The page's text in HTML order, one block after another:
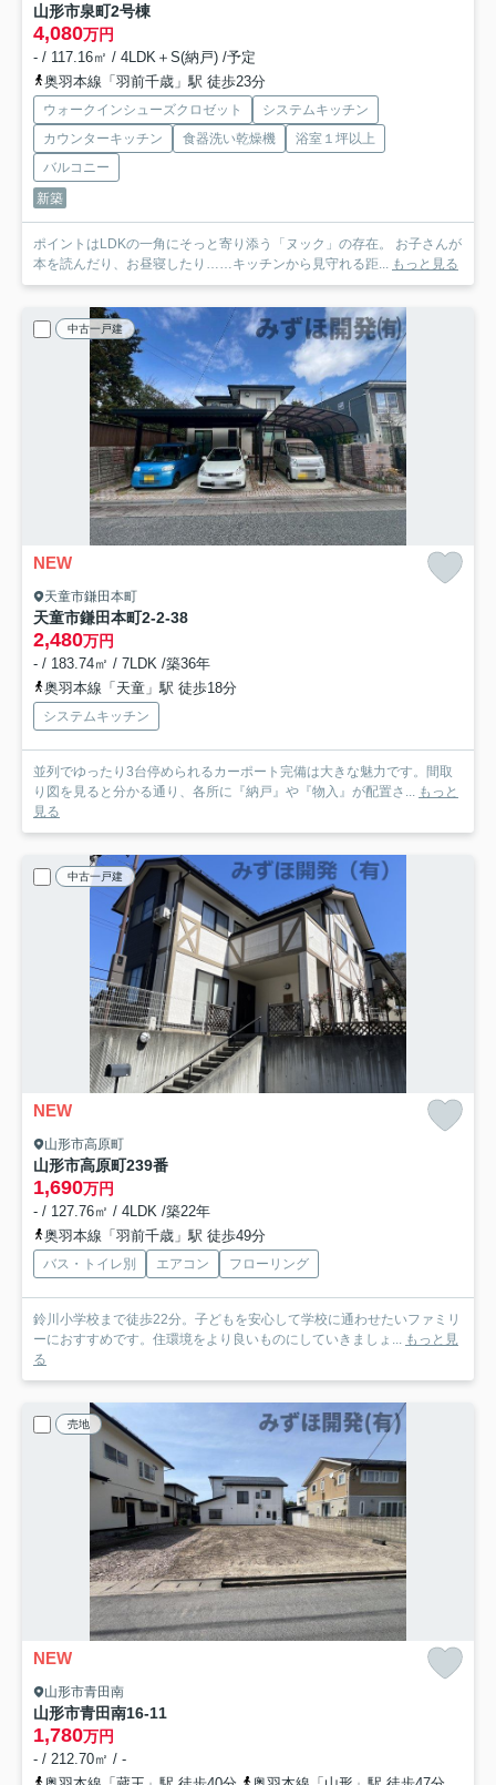
山形市泉町2号棟
4,080万円
- / 117.16㎡ / 4LDK＋S(納戸) /予定
奥羽本線「羽前千歳」駅 徒歩23分
ウォークインシューズクロゼット
システムキッチン
カウンターキッチン
食器洗い乾燥機
浴室１坪以上
バルコニー
新築
ポイントはLDKの一角にそっと寄り添う「ヌック」の存在。 お子さんが
本を読んだり、お昼寝したり……キッチンから見守れる距... もっと見る
中古一戸建
NEW
天童市鎌田本町
天童市鎌田本町2-2-38
2,480万円
- / 183.74㎡ / 7LDK /築36年
奥羽本線「天童」駅 徒歩18分
システムキッチン
並列でゆったり3台停められるカーポート完備は大きな魅力です。間取
り図を見ると分かる通り、各所に『納戸』や『物入』が配置さ... もっと
見る
中古一戸建
NEW
山形市高原町
山形市高原町239番
1,690万円
- / 127.76㎡ / 4LDK /築22年
奥羽本線「羽前千歳」駅 徒歩49分
バス・トイレ別 エアコン フローリング
鈴川小学校まで徒歩22分。子どもを安心して学校に通わせたいファミリ
ーにおすすめです。住環境をより良いものにしていきましょ... もっと見
る
売地
NEW
山形市青田南
山形市青田南16-11
1,780万円
- / 212.70㎡ / -